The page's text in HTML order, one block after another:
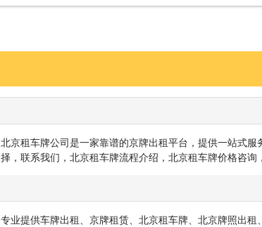
北京租车牌公司是一家靠谱的京牌出租平台，提供一站式
择，联系我们，北京租车牌流程介绍，北京租车牌价格咨询
专业提供车牌出租、京牌租赁、北京租车牌、北京牌照出